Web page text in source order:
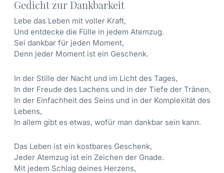
Gedicht zur Dankbarkeit
Lebe das Leben mit voller Kraft,
Und entdecke die Fülle in jedem Atemzug.
Sei dankbar für jeden Moment,
Denn jeder Moment ist ein Geschenk.
In der Stille der Nacht und im Licht des Tages,
In der Freude des Lachens und in der Tiefe der Tränen,
In der Einfachheit des Seins und in der Komplexität des
Lebens,
In allem gibt es etwas, wofür man dankbar sein kann.
Das Leben ist ein kostbares Geschenk,
Jeder Atemzug ist ein Zeichen der Gnade.
Mit jedem Schlag deines Herzens,